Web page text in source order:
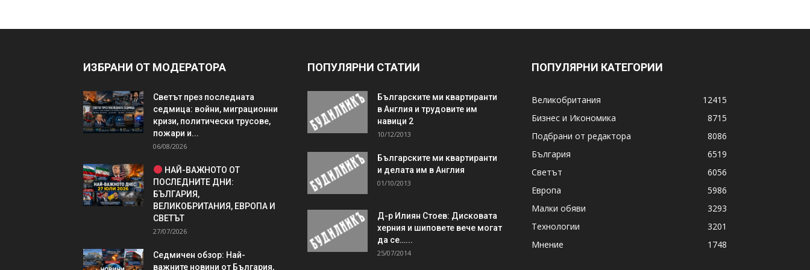
ИЗБРАНИ ОТ МОДЕРАТОРА
Светът през последната
седмица: войни, миграционни
кризи, политически трусове,
пожари и...
06/08/2026
НАЙ-ВАЖНОТО ОТ
ПОСЛЕДНИТЕ ДНИ:
БЪЛГАРИЯ,
ВЕЛИКОБРИТАНИЯ, ЕВРОПА И
СВЕТЪТ
27/07/2026
Седмичен обзор: Най-
важните новини от България,
ПОПУЛЯРНИ СТАТИИ
Българските ми квартиранти
в Англия и трудовите им
навици 2
10/12/2013
Българските ми квартиранти
и делата им в Англия
01/10/2013
Д-р Илиян Стоев: Дисковата
херния и шиповете вече могат
да се…...
25/07/2014
ПОПУЛЯРНИ КАТЕГОРИИ
Великобритания
12415
Бизнес и Икономика
8715
Подбрани от редактора
8086
България
6519
Светът
6056
Европа
5986
Малки обяви
3293
Технологии
3201
Мнение
1748